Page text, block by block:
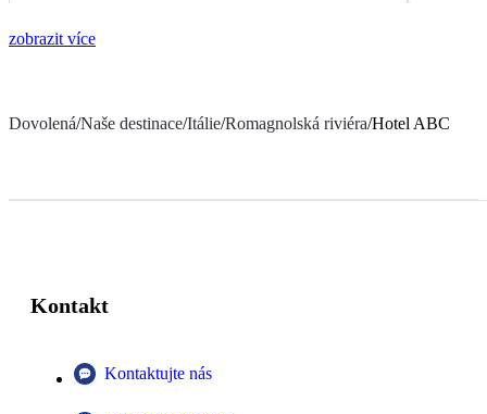
zobrazit více
Dovolená/Naše destinace/Itálie/Romagnolská riviéra/Hotel ABC
Kontakt
Kontaktujte nás